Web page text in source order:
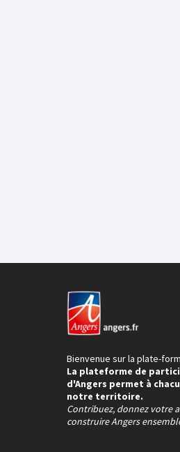
Bienvenue sur la plate-
La plateforme de
d'Angers permet à
notre territoire.
Contribuez, donnez votre
construire Angers